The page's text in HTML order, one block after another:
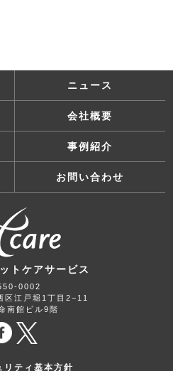
ニュース
会社概要
事例紹介
お問い合わせ
トケアサービス
0002
区江戸堀1丁目2−11
南館ビル9階
リティ基本方針